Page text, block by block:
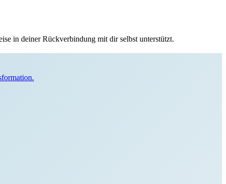
in deiner Rückverbindung mit dir selbst unterstützt.